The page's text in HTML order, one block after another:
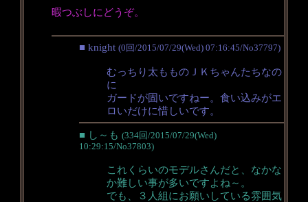
暇つぶしにどうぞ。
■ knight (0回/2015/07/29(Wed) 07:16:45/No37797)
むっちり太もものＪＫちゃんたちなの
に
ガードが固いですねー。食い込みがエ
ロいだけに惜しいです。
■ し～も (334回/2015/07/29(Wed)
10:29:15/No37803)
これくらいのモデルさんだと、なかな
か難しい事が多いですよね～。
でも、３人組にお願いしている雰囲気